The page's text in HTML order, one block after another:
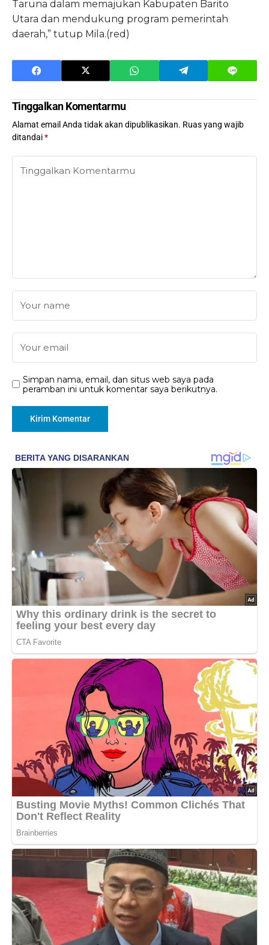
Taruna dalam memajukan Kabupaten Barito
Utara dan mendukung program pemerintah
daerah,” tutup Mila.(red)
Tinggalkan Komentarmu
Alamat email Anda tidak akan dipublikasikan. Ruas yang wajib
ditandai*
Simpan nama, email, dan situs web saya pada
peramban ini untuk komentar saya berikutnya.